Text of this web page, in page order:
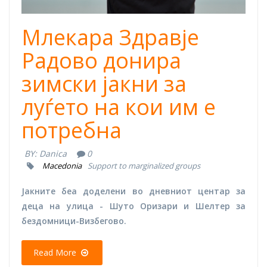
Млекара Здравје
Радово донира
зимски јакни за
луѓето на кои им е
потребна
BY: Danica 0
Macedonia Support to marginalized groups
Јакните беа доделени во дневниот центар за
деца на улица - Шуто Оризари и Шелтер за
бездомници-Визбегово.
Read More